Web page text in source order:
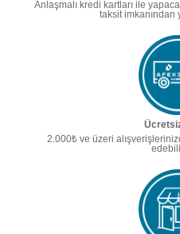
Anlaşmalı kredi kartları ile
taksit
2.000₺ ve üzeri